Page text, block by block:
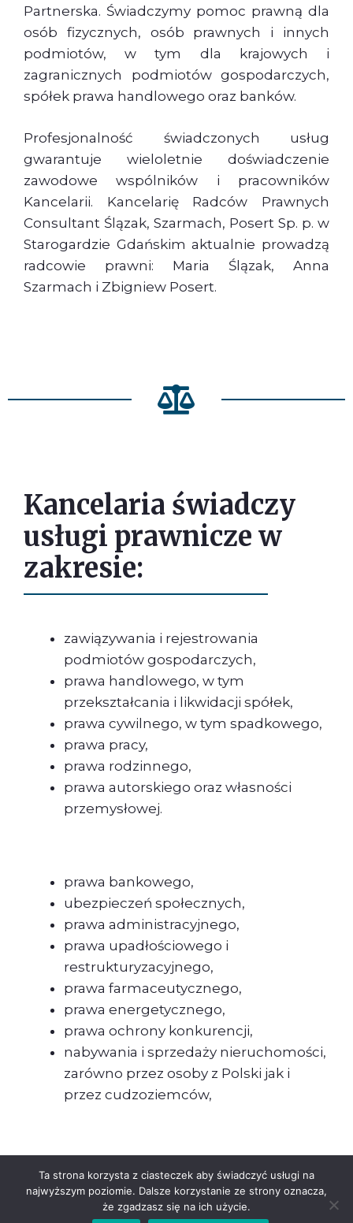
Partnerska. Świadczymy pomoc prawną dla
osób fizycznych, osób prawnych i innych
podmiotów, w tym dla krajowych i
zagranicznych podmiotów gospodarczych,
spółek prawa handlowego oraz banków.
Profesjonalność świadczonych usług
gwarantuje wieloletnie doświadczenie
zawodowe wspólników i pracowników
Kancelarii. Kancelarię Radców Prawnych
Consultant Ślązak, Szarmach, Posert Sp. p. w
Starogardzie Gdańskim aktualnie prowadzą
radcowie prawni: Maria Ślązak, Anna
Szarmach i Zbigniew Posert.
Kancelaria świadczy
usługi prawnicze w
zakresie:
zawiązywania i rejestrowania
podmiotów gospodarczych,
prawa handlowego, w tym
przekształcania i likwidacji spółek,
prawa cywilnego, w tym spadkowego,
prawa pracy,
prawa rodzinnego,
prawa autorskiego oraz własności
przemysłowej.
prawa bankowego,
ubezpieczeń społecznych,
prawa administracyjnego,
prawa upadłościowego i
restrukturyzacyjnego,
prawa farmaceutycznego,
prawa energetycznego,
prawa ochrony konkurencji,
nabywania i sprzedaży nieruchomości,
zarówno przez osoby z Polski jak i
przez cudzoziemców,
© 2026 Kancelaria Consultant
Ta strona korzysta z ciasteczek aby świadczyć usługi na
najwyższym poziomie. Dalsze korzystanie ze strony oznacza,
że zgadzasz się na ich użycie.